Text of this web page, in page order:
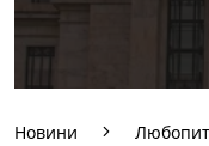
Новини